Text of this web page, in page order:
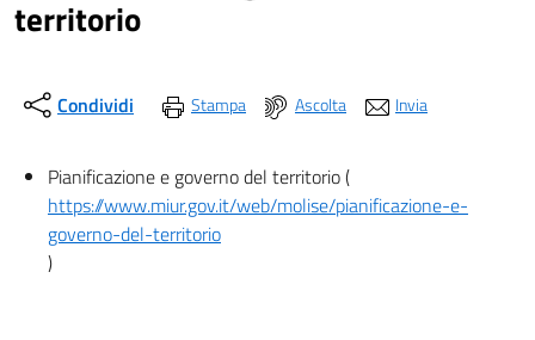
territorio
Condividi Stampa Ascolta Invia
Pianificazione e governo del territorio (
https://www.miur.gov.it/web/molise/pianificazione-e-
governo-del-territorio
)